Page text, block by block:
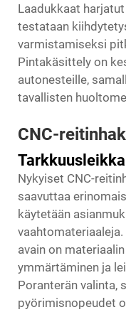
Laadukkaat
testataan
varmistamiseksi
Pintakäsittely on
autonesteille,
tavallisten
CNC-
Nykyiset CNC-
saavuttaa
käytetään
avain on
ymmärtäminen ja
Poranterän valinta,
pyörimisnopeudet